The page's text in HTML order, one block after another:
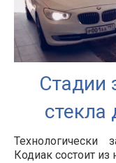
Стадии
стекла
Технологически
Кодиак состоит из